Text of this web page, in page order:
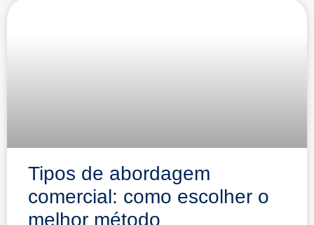
Tipos de abordagem
comercial: como escolher o
melhor método